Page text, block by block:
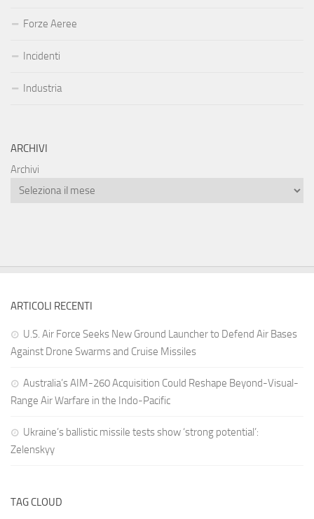
Forze Aeree
Incidenti
Industria
ARCHIVI
Archivi
ARTICOLI RECENTI
U.S. Air Force Seeks New Ground Launcher to Defend Air Bases
Against Drone Swarms and Cruise Missiles
Australia’s AIM-260 Acquisition Could Reshape Beyond-Visual-
Range Air Warfare in the Indo-Pacific
Ukraine’s ballistic missile tests show ‘strong potential’:
Zelenskyy
TAG CLOUD